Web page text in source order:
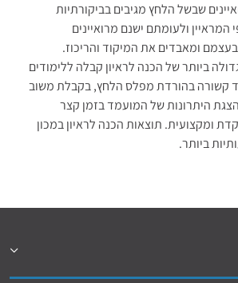
שבשל הלחץ מגיבים בביקורתיות
המראיין ולעומתם ישנם מרואיינים
ומאבדים את המיקוד והריכוז.
ביותר של הכנה לראיון קבלה ללימודים
קשורה בהורדת מפלס הלחץ, בקבלת משוב
היתרונות של המועמד בזמן קצר
ומקצועית. תוצאות הכנה לראיון במכון
ביותר.